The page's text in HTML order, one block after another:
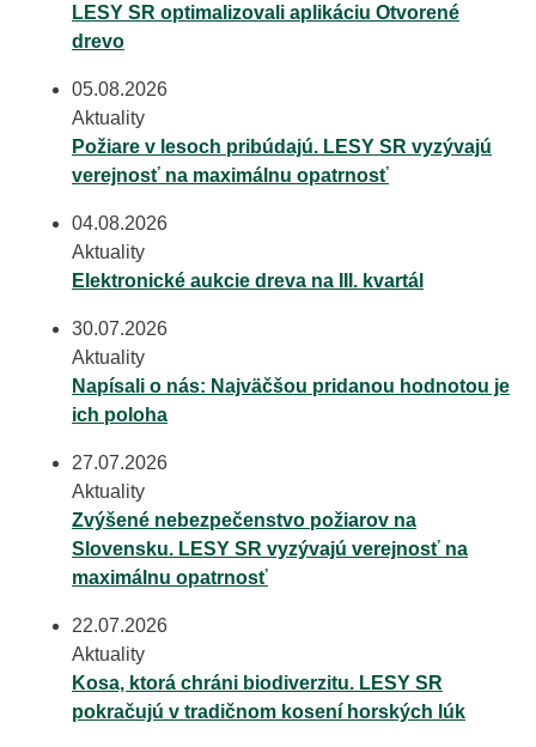
LESY SR optimalizovali aplikáciu Otvorené
drevo
05.08.2026
Aktuality
Požiare v lesoch pribúdajú. LESY SR vyzývajú
verejnosť na maximálnu opatrnosť
04.08.2026
Aktuality
Elektronické aukcie dreva na III. kvartál
30.07.2026
Aktuality
Napísali o nás: Najväčšou pridanou hodnotou je
ich poloha
27.07.2026
Aktuality
Zvýšené nebezpečenstvo požiarov na
Slovensku. LESY SR vyzývajú verejnosť na
maximálnu opatrnosť
22.07.2026
Aktuality
Kosa, ktorá chráni biodiverzitu. LESY SR
pokračujú v tradičnom kosení horských lúk